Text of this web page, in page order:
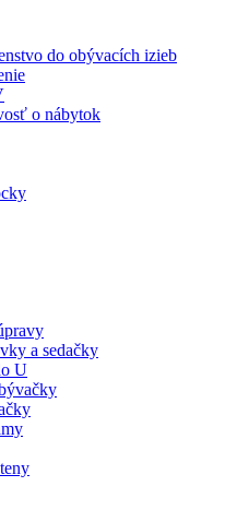
do obývacích izieb
o nábytok
a sedačky
U